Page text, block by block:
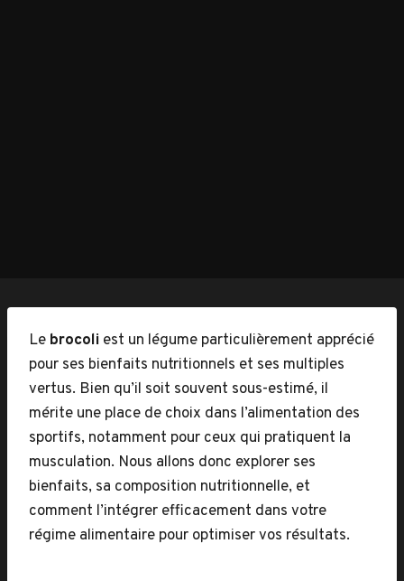
Le brocoli est un légume particulièrement apprécié
pour ses bienfaits nutritionnels et ses multiples
vertus. Bien qu’il soit souvent sous-estimé, il
mérite une place de choix dans l’alimentation des
sportifs, notamment pour ceux qui pratiquent la
musculation. Nous allons donc explorer ses
bienfaits, sa composition nutritionnelle, et
comment l’intégrer efficacement dans votre
régime alimentaire pour optimiser vos résultats.